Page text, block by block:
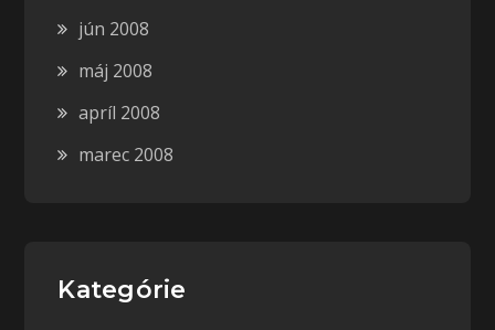
jún 2008
máj 2008
apríl 2008
marec 2008
Kategórie